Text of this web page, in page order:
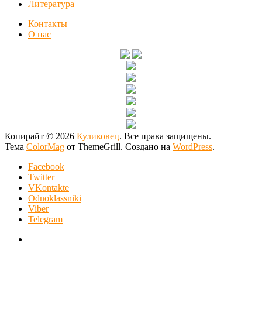
Литература
Контакты
О нас
Копирайт © 2026 Куликовец. Все права защищены.
Тема ColorMag от ThemeGrill. Создано на WordPress.
Facebook
Twitter
VKontakte
Odnoklassniki
Viber
Telegram